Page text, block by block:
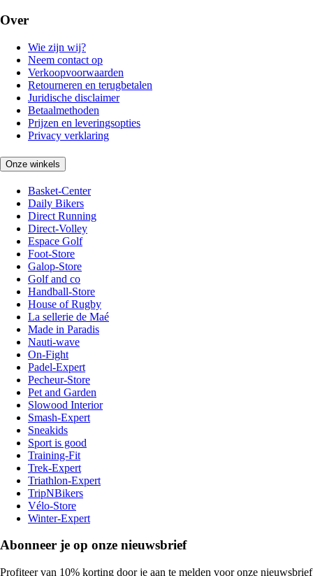
Over
Wie zijn wij?
Neem contact op
Verkoopvoorwaarden
Retourneren en terugbetalen
Juridische disclaimer
Betaalmethoden
Prijzen en leveringsopties
Privacy verklaring
Onze winkels
Basket-Center
Daily Bikers
Direct Running
Direct-Volley
Espace Golf
Foot-Store
Galop-Store
Golf and co
Handball-Store
House of Rugby
La sellerie de Maé
Made in Paradis
Nauti-wave
On-Fight
Padel-Expert
Pecheur-Store
Pet and Garden
Slowood Interior
Smash-Expert
Sneakids
Sport is good
Training-Fit
Trek-Expert
Triathlon-Expert
TripNBikers
Vélo-Store
Winter-Expert
Abonneer je op onze nieuwsbrief
Profiteer van 10% korting door je aan te melden voor onze nieuwsbrief